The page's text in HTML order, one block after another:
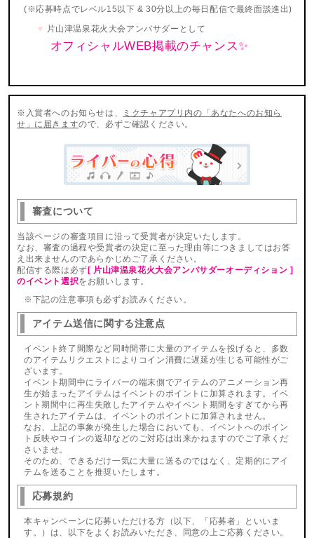
(※応募時点でレベル15以下 & 30分以上の毎日配信で最終面談進出)
片山津温泉花火大会アンバサダーとして
オフィシャルWEB掲載のチャンス✨
※入賞者へのお知らせは、
ミクチャアプリ内の「あなたへのお知ら
せ」に届きますので、必ずご確認ください。
審査について
当該ページの審査項目に沿って受賞者が決定いたします。
なお、審査の過程や受賞者の決定に至った理由等につきましてはお答
え出来ませんのであらかじめご了承ください。
配信する際は必ず[ 片山津温泉花火大会アンバサダーオーディション ]
のイベント選択をお願いします。
※下記の注意事項も必ずお読みください。
アイテム送信に関する注意点
イベント終了間際など同時間帯に大量のアイテムを投げると、多数
のアイテムリクエストによりコイン消費に遅延が生じる可能性がご
ざいます。
イベント期間中にライバーの端末側でアイテムのアニメーション再
生が始まったアイテムはイベントのポイントに加算されます。イベ
ント期間中に再生失敗したアイテムやイベント期間をすぎてから再
生されたアイテムは、イベントのポイントに加算されません。
なお、上記の事象が発生した場合においても、イベントへのポイン
ト反映やコインの返却などのご対応は出来かねますのでご了承くだ
さいませ。
そのため、できるだけ一気に大量に送るのではなく、定期的にアイ
テムを送ることを推奨いたします。
応募規約
本キャンペーンに応募いただける方（以下、「応募者」といいま
す。）は、以下をよくお読みいただき、同意の上ご応募ください。